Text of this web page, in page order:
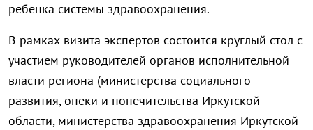
ребенка системы здравоохранения.
В рамках визита экспертов состоится круглый стол с
участием руководителей органов исполнительной
власти региона (министерства социального
развития, опеки и попечительства Иркутской
области, министерства здравоохранения Иркутской